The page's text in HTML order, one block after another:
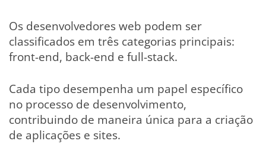
Os desenvolvedores web podem ser
classificados em três categorias principais:
front-end, back-end e full-stack.
Cada tipo desempenha um papel específico
no processo de desenvolvimento,
contribuindo de maneira única para a criação
de aplicações e sites.